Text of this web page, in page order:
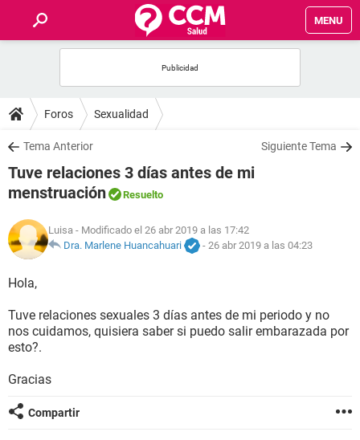
MENU
FOROS
SALUD
FAMILIA
NUTRICIÓN
SEXUALIDAD
GLOSARIO
Foros Sexualidad
Tema Anterior Siguiente Tema
Tuve relaciones 3 días antes de mi
menstruación
Resuelto
Luisa - Modificado el 26 abr 2019 a las 17:42
Dra. Marlene Huancahuari
- 26 abr 2019 a las 04:23
Hola,
Tuve relaciones sexuales 3 días antes de mi periodo y no
nos cuidamos, quisiera saber si puedo salir embarazada por
esto?.
Gracias
Compartir